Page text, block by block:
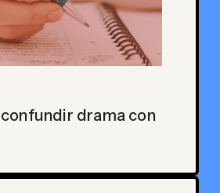
drama con